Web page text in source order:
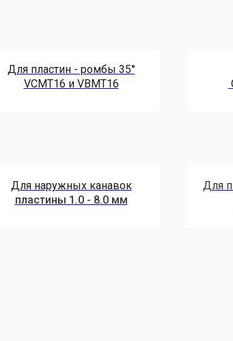
Для пластин - ромбы 35°
VCMT16 и VBMT16
Для наружных канавок
пластины 1.0 - 8.0 мм
Для